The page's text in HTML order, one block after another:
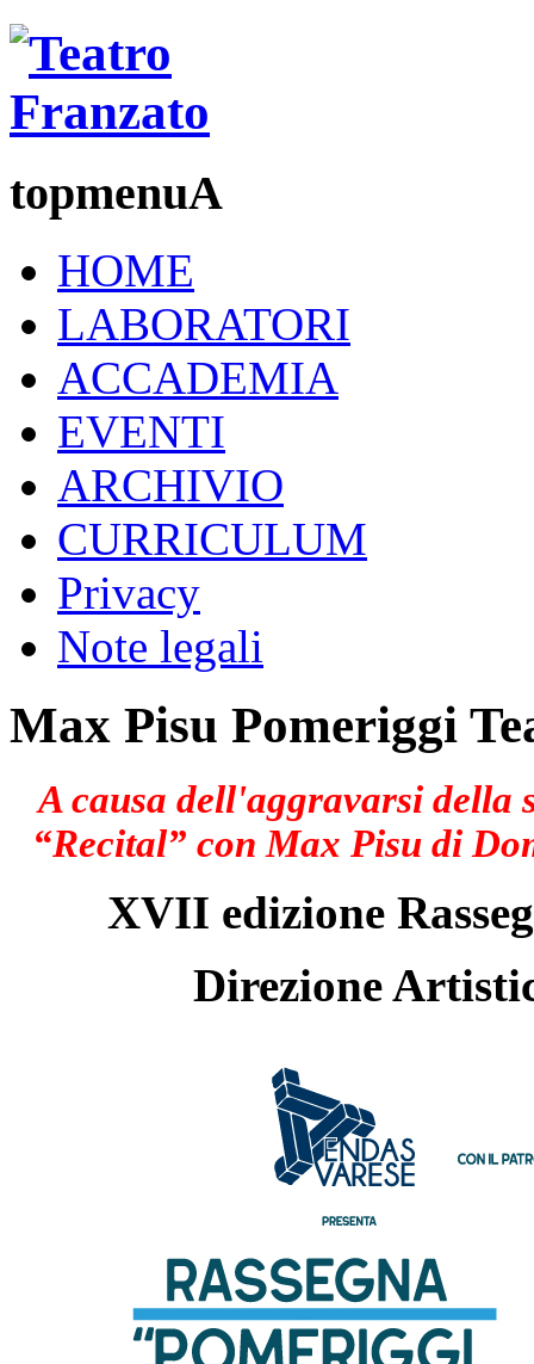
topmenuA
HOME
LABORATORI
ACCADEMIA
EVENTI
ARCHIVIO
CURRICULUM
Privacy
Note legali
Max Pisu Pomeriggi
A causa dell'aggravarsi della
“Recital” con Max Pisu di
XVII edizione
Direzione